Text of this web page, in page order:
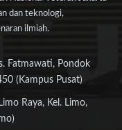
dan teknologi,
ilmiah.
Fatmawati, Pondok
(Kampus Pusat)
Raya, Kel. Limo,